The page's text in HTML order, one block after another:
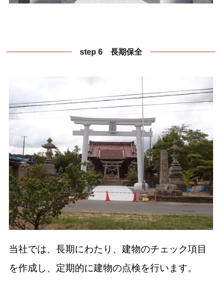
step 6 長期保全
当社では、長期にわたり、建物のチェック項目
を作成し、定期的に建物の点検を行います。